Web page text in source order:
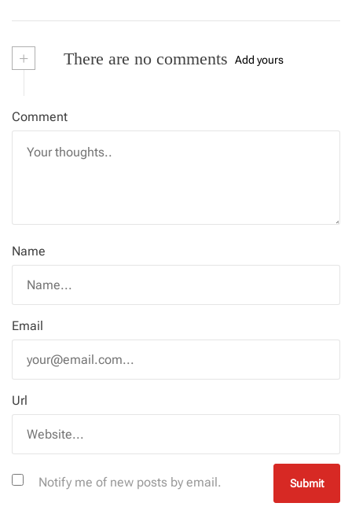
+ There are no comments Add yours
Comment
Name
Email
Url
Notify me of new posts by email.